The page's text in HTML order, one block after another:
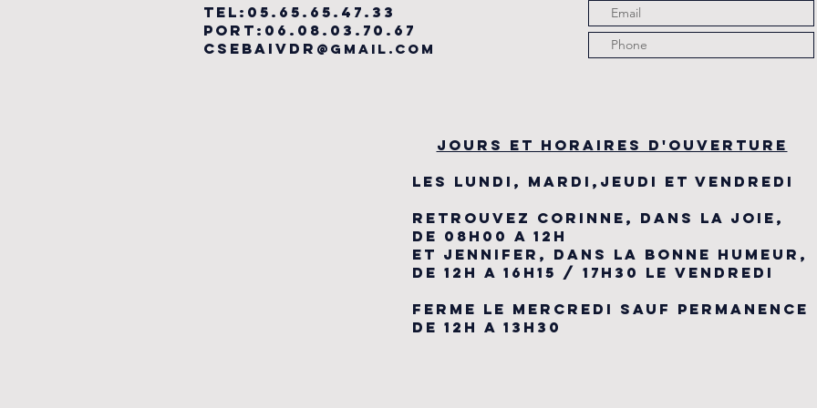
TEL:05.65.65.47.33
PORT:06.08.03.70.67
csebaivdr @gmail.com
JOURS ET HORAIRES D'OUVERTURE
LES LUNDI, MARDI,JEUDI ET VENDREDI
RETROUVEZ CORINNE, DANS LA JOIE,
DE 08H00 A 12H
ET JENNIFER, DANS LA BONNE HUMEUR,
DE 12H A 16H15 / 17H30 LE VENDREDI
FERME LE MERCREDI SAUF PERMANENCE
DE 12H A 13H30